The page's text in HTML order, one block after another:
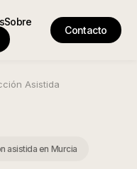
Sobre
Contacto
Asistida
asistidaen Murcia